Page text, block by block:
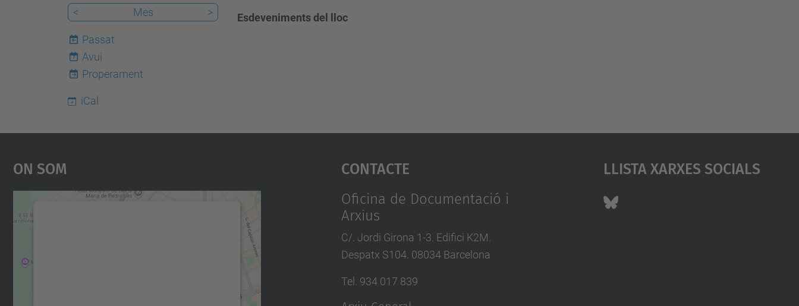
Esdeveniments del lloc
<
Mes >
Passat
7
Avui
Properament
iCal
On Som Contacte
Oficina de Documentació i
Arxius
C/. Jordi Girona 1-3. Edifici K2M.
Despatx S104. 08034 Barcelona
Tel. 934 017 839
Llista Xarxes Socials